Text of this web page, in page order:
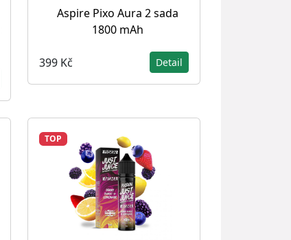
Aspire Pixo Aura 2 sada
1800 mAh
399 Kč Detail
TOP